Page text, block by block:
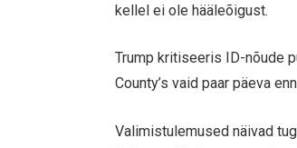
kellel ei ole hääleõigust.
Trump kritiseeris ID-nõude
County’s vaid paar päeva
Valimistulemused näivad